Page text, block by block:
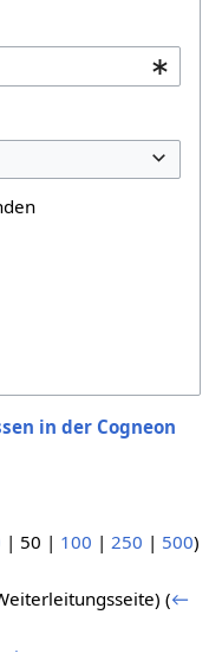
in der Cogneon
| 50 | 100 | 250 | 500)
(←